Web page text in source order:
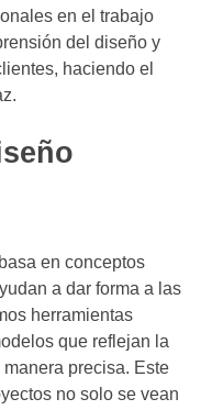
en el trabajo
del diseño y
haciendo el
en conceptos
a dar forma a las
herramientas
que reflejan la
precisa. Este
no solo se vean